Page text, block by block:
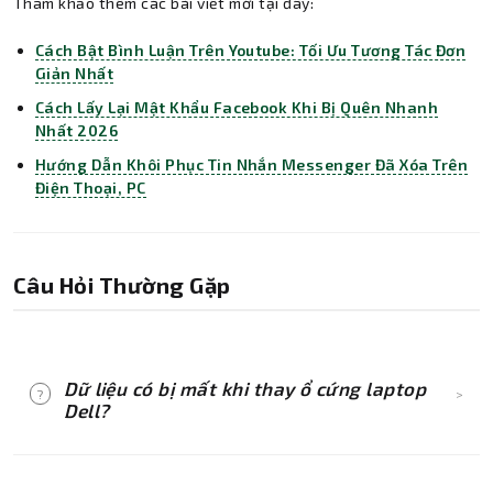
Cách Bật Bình Luận Trên Youtube: Tối Ưu Tương Tác Đơn
Giản Nhất
Cách Lấy Lại Mật Khẩu Facebook Khi Bị Quên Nhanh
Nhất 2026
Hướng Dẫn Khôi Phục Tin Nhắn Messenger Đã Xóa Trên
Điện Thoại, PC
Câu Hỏi Thường Gặp
?
Dữ liệu có bị mất khi thay ổ cứng laptop
Dell?
>